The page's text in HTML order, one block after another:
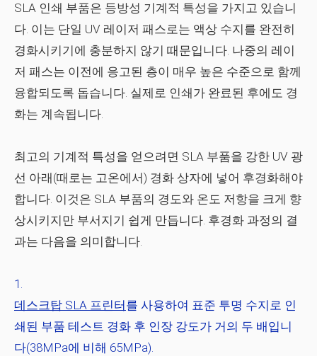
SLA 인쇄 부품은 등방성 기계적 특성을 가지고 있습니
다. 이는 단일 UV 레이저 패스로는 액상 수지를 완전히
경화시키기에 충분하지 않기 때문입니다. 나중의 레이
저 패스는 이전에 응고된 층이 매우 높은 수준으로 함께
융합되도록 돕습니다. 실제로 인쇄가 완료된 후에도 경
화는 계속됩니다.
최고의 기계적 특성을 얻으려면 SLA 부품을 강한 UV 광
선 아래(때로는 고온에서) 경화 상자에 넣어 후경화해야
합니다. 이것은 SLA 부품의 경도와 온도 저항을 크게 향
상시키지만 부서지기 쉽게 만듭니다. 후경화 과정의 결
과는 다음을 의미합니다.
데스크탑 SLA 프린터 를 사용하여 표준 투명 수지로 인
쇄된 부품 테스트 경화 후 인장 강도가 거의 두 배입니
다(38MPa에 비해 65MPa).